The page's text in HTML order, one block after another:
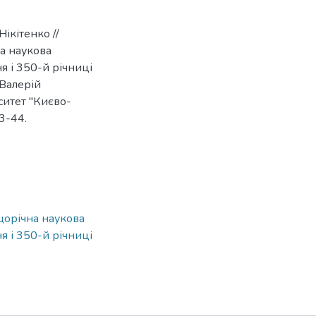
//
наукова
і 350-й річниці
"Києво-
44.
наукова
і 350-й річниці